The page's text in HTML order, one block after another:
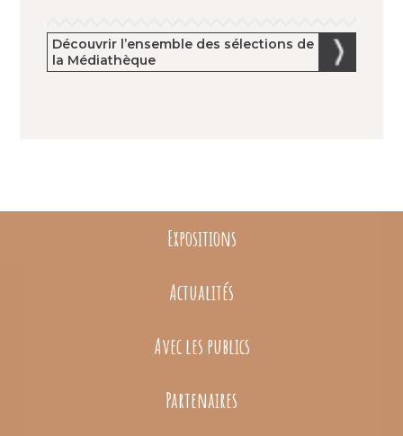
Découvrir l’ensemble des sélections de
la Médiathèque
Expositions
Actualités
Avec les publics
Partenaires